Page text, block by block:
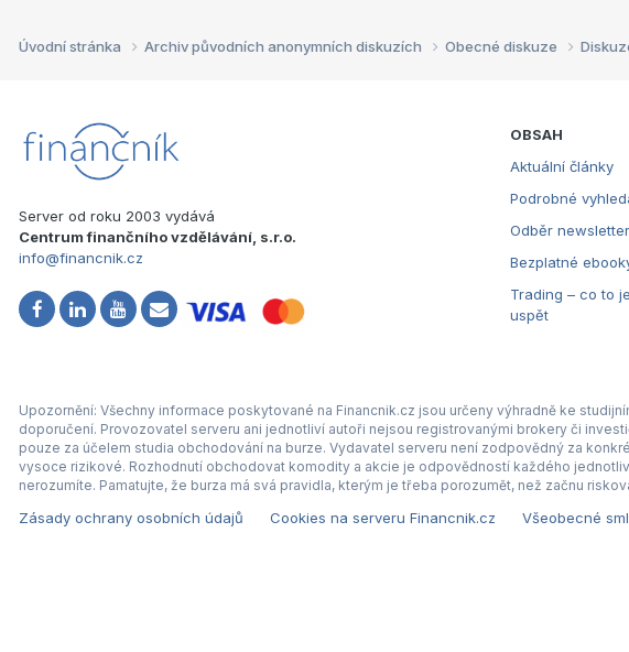
Úvodní stránka Archiv původních anonymních diskuzích Obecné diskuze
Server od roku 2003 vydává
Centrum finančního vzdělávání, s.r.o.
info@financnik.cz
OBSAH
Aktuální články
Podrobné
Odběr
Bezplatné
Trading – co to
uspět
Upozornění: Všechny informace poskytované na Financnik.cz jsou určeny výhradně ke
doporučení. Provozovatel serveru ani jednotliví autoři nejsou registrovanými brokery či
pouze za účelem studia obchodování na burze. Vydavatel serveru není zodpovědný za
vysoce rizikové. Rozhodnutí obchodovat komodity a akcie je odpovědností každého
nerozumíte. Pamatujte, že burza má svá pravidla, kterým je třeba porozumět, než začnu
Zásady ochrany osobních údajů Cookies na serveru Financnik.cz Všeobecné